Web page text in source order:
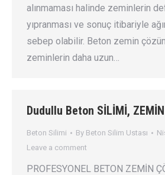
alınmaması halinde zeminlerin
yıpranması ve sonuç itibariyle
sebep olabilir. Beton zemin
zeminlerin daha uzun…
Dudullu Beton SİLİMİ,
Beton Silimi By Beton Silim Ustası
Leave a comment
PROFESYONEL BETON ZEMİN